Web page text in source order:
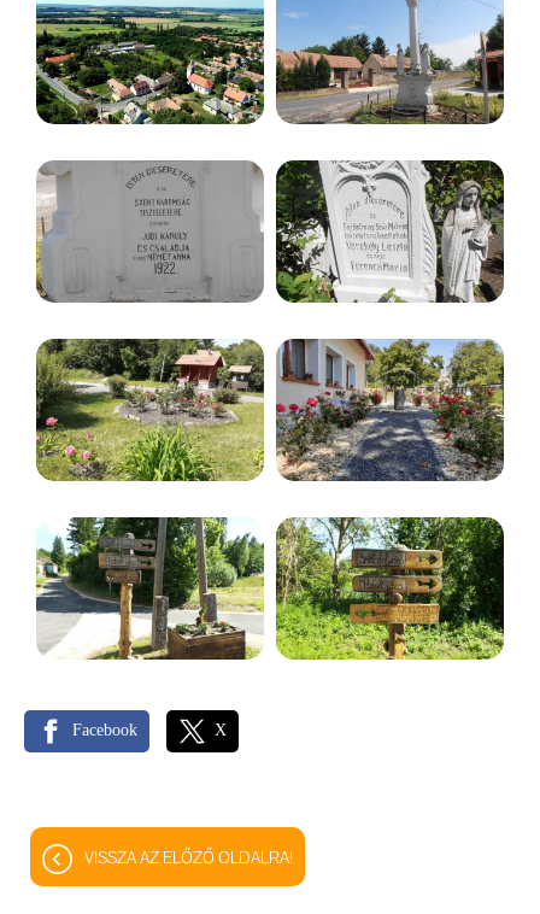
Facebook X
VISSZA AZ ELŐZŐ OLDALRA!